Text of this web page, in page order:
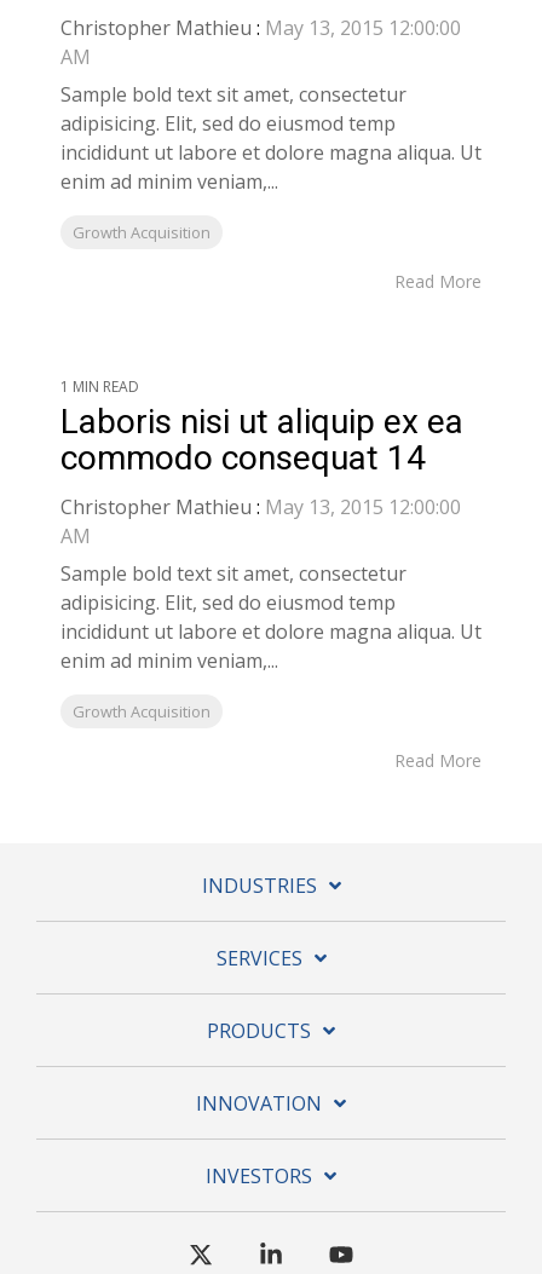
Christopher Mathieu : May 13, 2015 12:00:00
AM
Sample bold text sit amet, consectetur
adipisicing. Elit, sed do eiusmod temp
incididunt ut labore et dolore magna aliqua. Ut
enim ad minim veniam,...
Growth Acquisition
Read More
1 MIN READ
Laboris nisi ut aliquip ex ea
commodo consequat 14
Christopher Mathieu : May 13, 2015 12:00:00
AM
Sample bold text sit amet, consectetur
adipisicing. Elit, sed do eiusmod temp
incididunt ut labore et dolore magna aliqua. Ut
enim ad minim veniam,...
Growth Acquisition
Read More
INDUSTRIES
SERVICES
PRODUCTS
INNOVATION
INVESTORS
Linkedin